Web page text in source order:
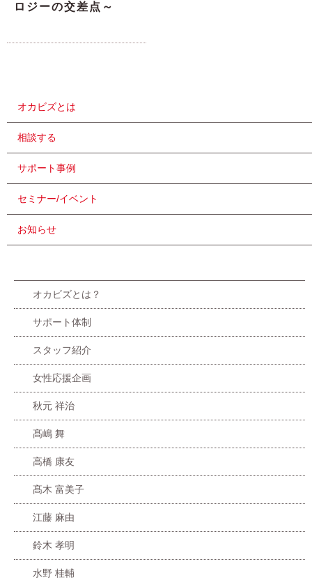
ロジーの交差点～
オカビズとは
相談する
サポート事例
セミナー/イベント
お知らせ
オカビズとは？
サポート体制
スタッフ紹介
女性応援企画
秋元 祥治
髙嶋 舞
高橋 康友
髙木 富美子
江藤 麻由
鈴木 孝明
水野 桂輔